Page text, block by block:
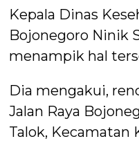
Kepala Dinas
Bojonegoro Ninik
menampik hal
Dia mengakui,
Jalan Raya
Talok, Kecamatan